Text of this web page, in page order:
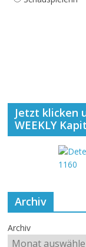
Jetzt klicken
WEEKLY
Archiv
Archiv